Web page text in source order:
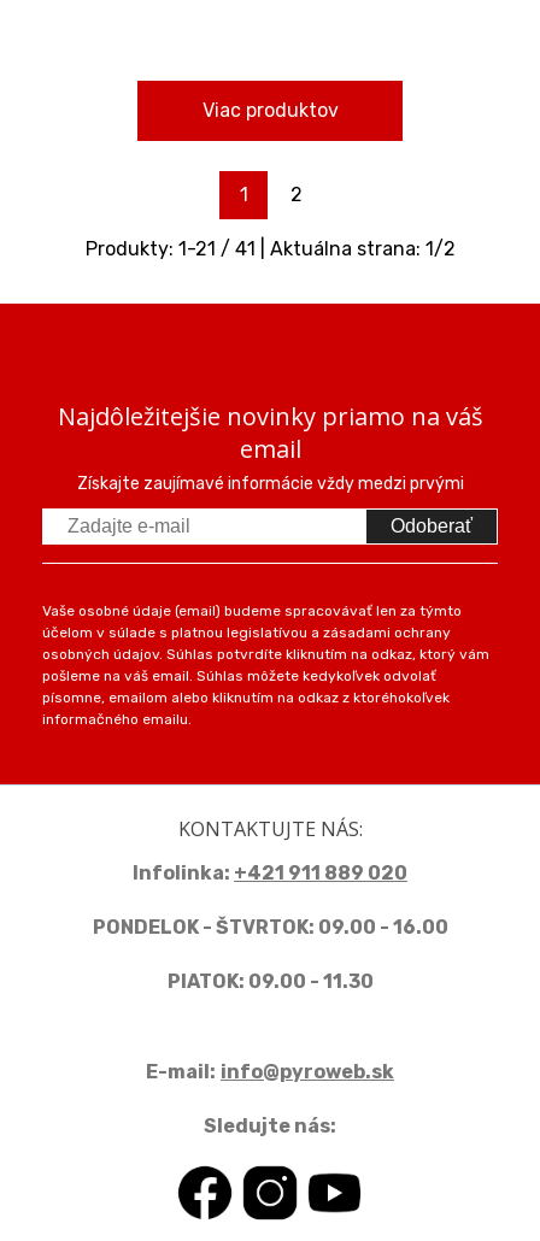
Viac produktov
1 2
Produkty: 1-21 / 41 | Aktuálna strana: 1/2
Najdôležitejšie novinky priamo na váš
email
Získajte zaujímavé informácie vždy medzi prvými
Odoberať
Vaše osobné údaje (email) budeme spracovávať len za týmto
účelom v súlade s platnou legislatívou a zásadami ochrany
osobných údajov. Súhlas potvrdíte kliknutím na odkaz, ktorý vám
pošleme na váš email. Súhlas môžete kedykoľvek odvolať
písomne, emailom alebo kliknutím na odkaz z ktoréhokoľvek
informačného emailu.
KONTAKTUJTE NÁS:
Infolinka: +421 911 889 020
PONDELOK - ŠTVRTOK: 09.00 - 16.00
PIATOK: 09.00 - 11.30
E-mail: info@pyroweb.sk
Sledujte nás: